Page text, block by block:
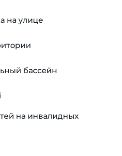
на улице
бассейн
на инвалидных